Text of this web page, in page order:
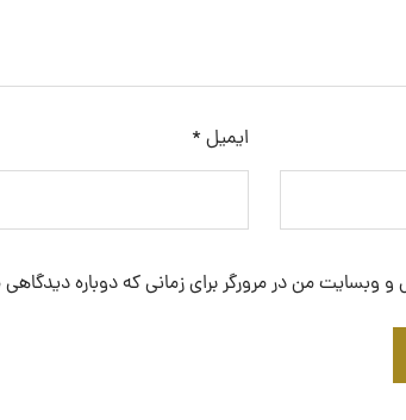
ایمیل *
و وبسایت من در مرورگر برای زمانی که دوباره